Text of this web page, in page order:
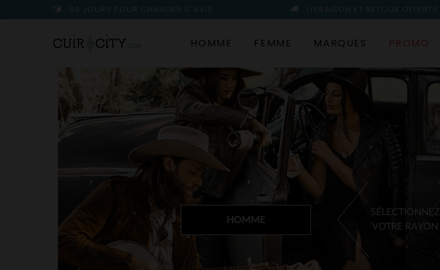
90 JOURS POUR CHANGER D'AVIS LIVRAISON ET RETOUR OFFERTS
HOMME FEMME MARQUES PROMO
SÉLECTIONNEZ
VOTRE RAYON
HOMME